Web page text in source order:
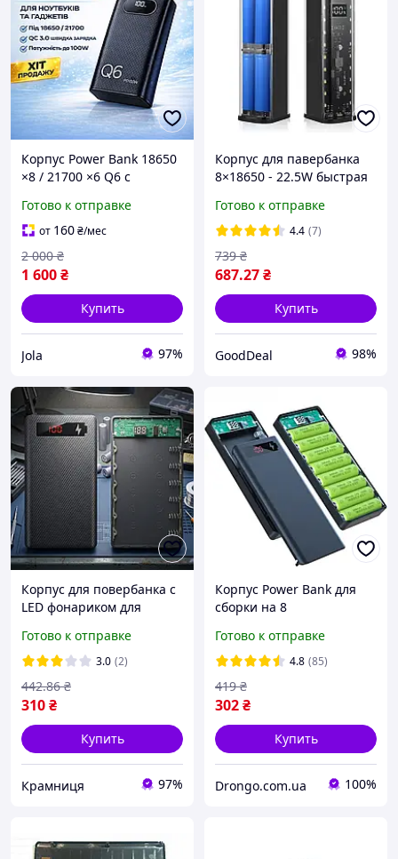
Корпус Power Bank 18650
×8 / 21700 ×6 Q6 с
100W QC 3.0, бокс для
павербанка DIY Type-C
USB
Готово к отправке
от 160₴/мес
1 600₴
2 000 ₴
Купить
Jola 97%
Корпус для павербанка
8×18650 - 22.5W быстрая
C и Micro USB, бокс для
аккумуляторов, для
самостоятельной
Готово к отправке
4.4 (7)
687.27₴
739 ₴
Купить
GoodDeal 98%
Корпус для повербанка с
LED фонариком для
аккумуляторов), W8,
Черный / Корпус Power
Bank / Бокс для
повербанка
Готово к отправке
3.0 (2)
310₴
442.86 ₴
Купить
Крамниця 97%
Корпус Power Bank для
сборки на 8
платой USB Micro USB
Type C
Готово к отправке
4.8 (85)
302₴
419 ₴
Купить
Drongo.com.ua 100%